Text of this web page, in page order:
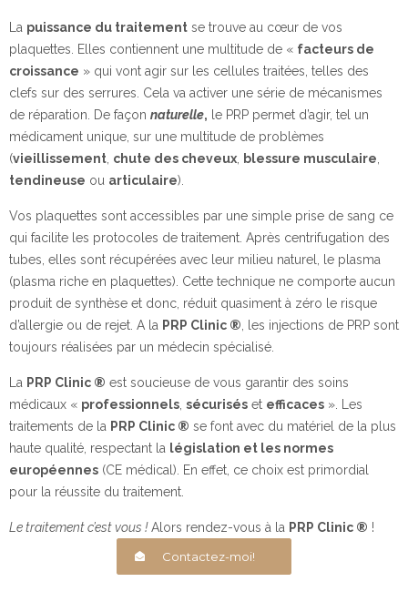
La puissance du traitement se trouve au cœur de vos
plaquettes. Elles contiennent une multitude de « facteurs de
croissance » qui vont agir sur les cellules traitées, telles des
clefs sur des serrures. Cela va activer une série de mécanismes
de réparation. De façon naturelle, le PRP permet d’agir, tel un
médicament unique, sur une multitude de problèmes
(vieillissement chute des cheveux blessure musculaire
tendineuse ou articulaire).
Vos plaquettes sont accessibles par une simple prise de sang ce
qui facilite les protocoles de traitement. Après centrifugation des
tubes, elles sont récupérées avec leur milieu naturel, le plasma
(plasma riche en plaquettes). Cette technique ne comporte aucun
produit de synthèse et donc, réduit quasiment à zéro le risque
d’allergie ou de rejet. A la PRP Clinic ® , les injections de PRP sont
toujours réalisées par un médecin spécialisé.
La PRP Clinic ® est soucieuse de vous garantir des soins
médicaux « professionnels sécurisés et efficaces ». Les
traitements de la PRP Clinic ® se font avec du matériel de la plus
haute qualité, respectant la législation et les normes
européennes (CE médical). En effet, ce choix est primordial
pour la réussite du traitement.
Le traitement c’est vous !Alors rendez-vous à la PRP Clinic ® !
Contactez-moi!